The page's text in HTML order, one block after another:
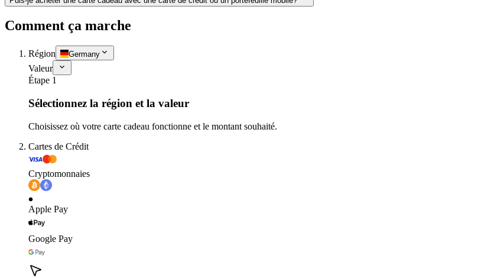
Comment ça marche
Région Germany
Valeur
Étape 1
Sélectionnez la région et la valeur
Choisissez où votre carte cadeau fonctionne et le montant souhaité.
Cartes de Crédit
Cryptomonnaies
Apple Pay
Google Pay